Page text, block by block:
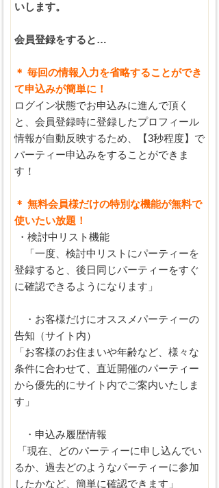
いします。
会員登録をすると…
＊ 毎回の情報入力を省略することができ
て申込みが簡単に！
ログイン状態でお申込みに進んで頂く
と、会員登録時に登録したプロフィール
情報が自動反映するため、【3秒程度】で
パーティー申込みをすることができま
す！
＊ 無料会員様だけの特別な機能が無料で
使いたい放題！
・検討中リスト機能
「一度、検討中リストにパーティーを
登録すると、後日同じパーティーをすぐ
に確認できるようになります」
・お客様だけにオススメパーティーの
告知（サイト内）
「お客様のお住まいや年齢など、様々な
条件に合わせて、直近開催のパーティー
から優先的にサイト内でご案内いたしま
す」
・申込み履歴情報
「現在、どのパーティーに申し込んでい
るか、過去どのようなパーティーに参加
したかなど、簡単に確認できます」